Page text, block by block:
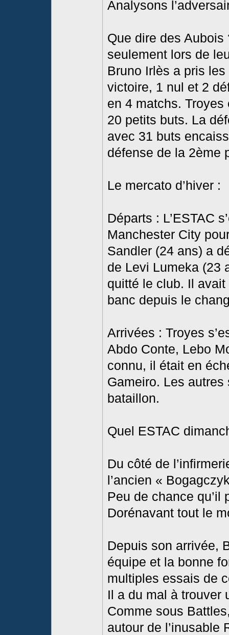
Analysons
Que dire des Aubois
seulement lors de
Bruno Irlès a pris
victoire, 1 nul et 2
en 4 matchs.
20 petits buts. La
avec 31 buts
défense de la 2ème
Le mercato d’hiver :
Départs : L’ESTAC
Manchester City
Sandler (24 ans) a
de Levi Lumeka (23
quitté le club. Il
banc depuis le
Arrivées : Troyes
Abdo Conte, Lebo
connu, il était en
Gameiro. Les
bataillon.
Quel ESTAC
Du côté de
l’ancien «
Peu de chance qu’il
Dorénavant tout le
Depuis son arrivée,
équipe et la bonne
multiples essais de
Il a du mal à trouver
Comme sous
autour de l’inusable